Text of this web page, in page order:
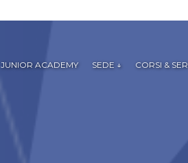
JUNIOR ACADEMY SEDE ↓ CORSI &